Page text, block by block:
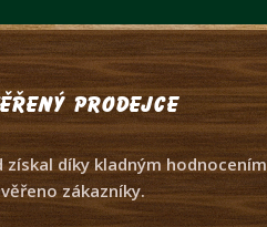
prodejce
získal díky kladným hodnocením
zákazníky.